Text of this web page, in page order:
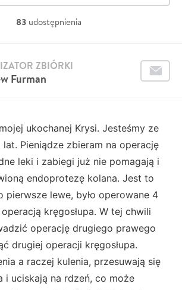
83 udostępnienia
Furman
ZBIÓRKI
ukochanej Krysi. Jesteśmy ze
Pieniądze zbieram na operację
leki i zabiegi już nie pomagają i
endoprotezę kolana. Jest to
pierwsze lewe, było operowane 4
kręgosłupa. W tej chwili
operację drugiego prawego
drugiej operacji kręgosłupa.
a raczej kulenia, przesuwają się
i uciskają na rdzeń, co może